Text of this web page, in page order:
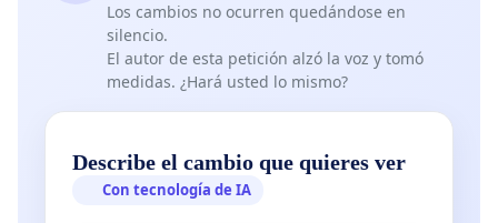
Los cambios no ocurren quedándose en
silencio.
El autor de esta petición alzó la voz y tomó
medidas. ¿Hará usted lo mismo?
Describe el cambio que quieres ver
Con tecnología de IA